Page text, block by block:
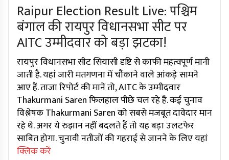
Raipur Election Result Live: पश्चिम
बंगाल की रायपुर विधानसभा सीट पर
AITC उम्मीदवार को बड़ा झटका!
रायपुर विधानसभा सीट सियासी दृष्टि से काफी महत्वपूर्ण मानी
जाती है. यहां जारी मतगणना में चौंकाने वाले आंकड़े सामने
आए हैं. ताजा रिपोर्ट की मानें तो, AITC के उम्मीदवार
Thakurmani Saren फिलहाल पीछे चल रहे हैं. कई चुनाव
विश्लेषक Thakurmani Saren को सबसे मजबूत दावेदार मान
रहे थे. अगर ये रुझान नहीं बदलते हैं तो यह बड़ा उलटफेर
साबित होगा. चुनावी नतीजों की गहराई से जानने के लिए यहां
क्लिक करें